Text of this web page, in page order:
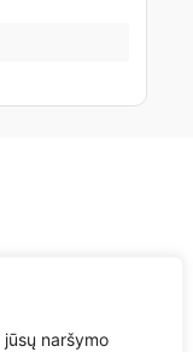
naršymo